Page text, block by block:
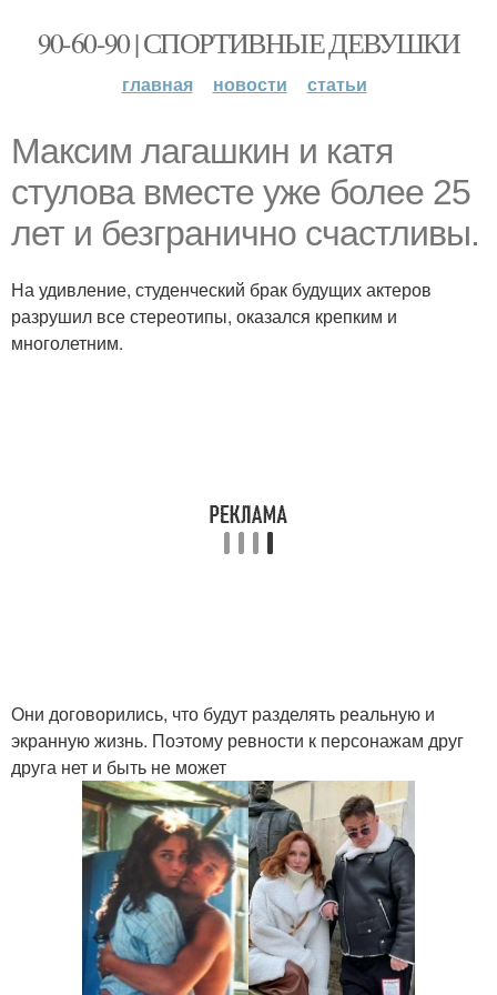
90-60-90 | СПОРТИВНЫЕ ДЕВУШКИ
главная новости статьи
Максим лагашкин и катя
стулова вместе уже более 25
лет и безгранично счастливы.
На удивление, студенческий брак будущих актеров
разрушил все стереотипы, оказался крепким и
многолетним.
Они договорились, что будут разделять реальную и
экранную жизнь. Поэтому ревности к персонажам друг
друга нет и быть не может